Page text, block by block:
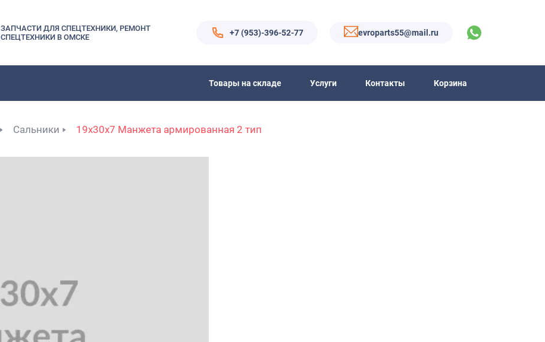
ЗАПЧАСТИ ДЛЯ СПЕЦТЕХНИКИ, РЕМОНТ
СПЕЦТЕХНИКИ В ОМСКЕ
+7 (953)-396-52-77 evroparts55@mail.ru
Товары на складе Услуги Контакты Корзина
Сальники 19x30x7 Манжета армированная 2 тип